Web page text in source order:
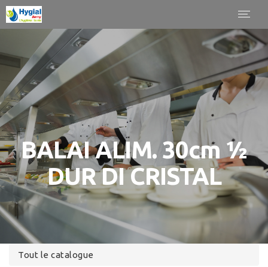
BALAI ALIM. 30cm ½
DUR DI CRISTAL
Tout le catalogue
Panneau de gestion des cookies